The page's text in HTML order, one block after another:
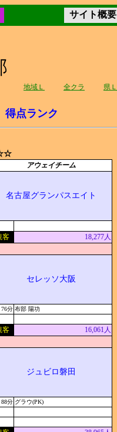
サイト概要
地域Ｌ 全クラ 県Ｌ
得点ランク
アウェイチーム
名古屋グランパスエイト
客
18,277人
セレッソ大阪
76分 布部 陽功
客
16,061人
ジュビロ磐田
88分 グラウ(PK)